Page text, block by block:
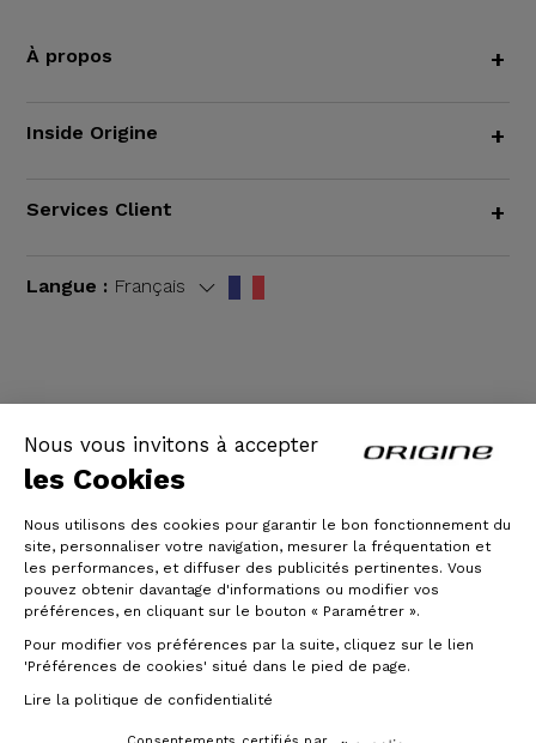
Nous vous invitons à accepter
les Cookies
Nous utilisons des cookies pour garantir le bon fonctionnement du
site, personnaliser votre navigation, mesurer la fréquentation et
les performances, et diffuser des publicités pertinentes. Vous
pouvez obtenir davantage d'informations ou modifier vos
préférences, en cliquant sur le bouton « Paramétrer ».
Pour modifier vos préférences par la suite, cliquez sur le lien
'Préférences de cookies' situé dans le pied de page.
Lire la politique de confidentialité
À propos +
Inside Origine +
Services Client +
Langue : Français
© Origine Cycles